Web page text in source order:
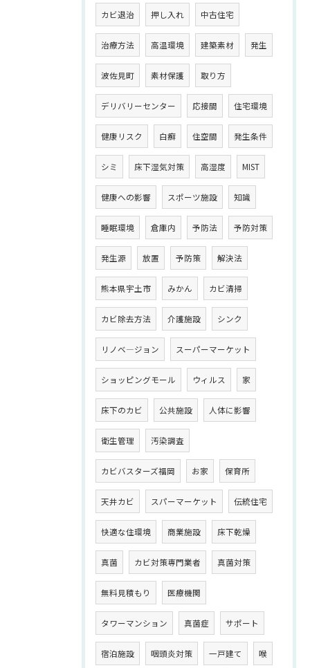
カビ退治 押し入れ 中古住宅
治療方法 高温環境 建築素材 発生
波佐見町 素材保護 取り方
デリバリーセンター 応接間 住宅環境
健康リスク 白癬 住空間 発生条件
シミ 床下湿気対策 高湿度 MIST
健康への影響 スポーツ施設 知識
睡眠環境 倉庫内 予防法 予防対策
発生源 放置 予防策 解決法
熊本県宇土市 みかん カビ清掃
カビ除去方法 介護施設 シンク
リノベ―ジョン スーパーマーケット
ショッピングモール ウィルス 家
床下のカビ 公共施設 人体に影響
衛生管理 汚染調査
カビバスターズ福岡 お家 保育所
天井カビ スパーマーケット 伝統住宅
快適な住環境 商業施設 床下乾燥
真菌 カビ対策専門業者 真菌対策
無料見積もり 医療機関
タワーマンション 真菌症 サポート
宿泊施設 咽頭炎対策 一戸建て 喉